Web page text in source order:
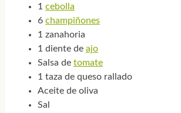
1 cebolla
6 champiñones
1 zanahoria
1 diente de ajo
Salsa de tomate
1 taza de queso rallado
Aceite de oliva
Sal